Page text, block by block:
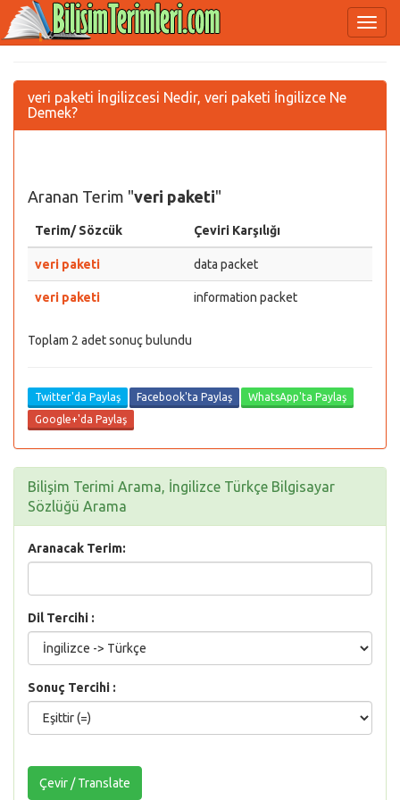
veri paketi İngilizcesi Nedir, veri paketi İngilizce Ne
Demek?
Aranan Terim "veri paketi"
Terim/ Sözcük Çeviri Karşılığı
veri paketi data packet
veri paketi information packet
Toplam 2 adet sonuç bulundu
Twitter'da Paylaş Facebook'ta Paylaş
WhatsApp'ta Paylaş
Google+'da Paylaş
Bilişim Terimi Arama, İngilizce Türkçe Bilgisayar
Sözlüğü Arama
Aranacak Terim:
Dil Tercihi :
Sonuç Tercihi :